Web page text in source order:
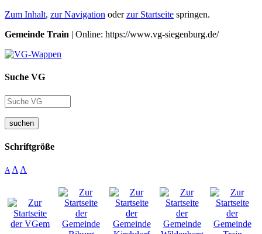
Zum Inhalt, zur Navigation oderzur Startseite springen.
Gemeinde Train | Online: https://www.vg-siegenburg.de/
Suche VG
suchen
Schriftgröße
A A A